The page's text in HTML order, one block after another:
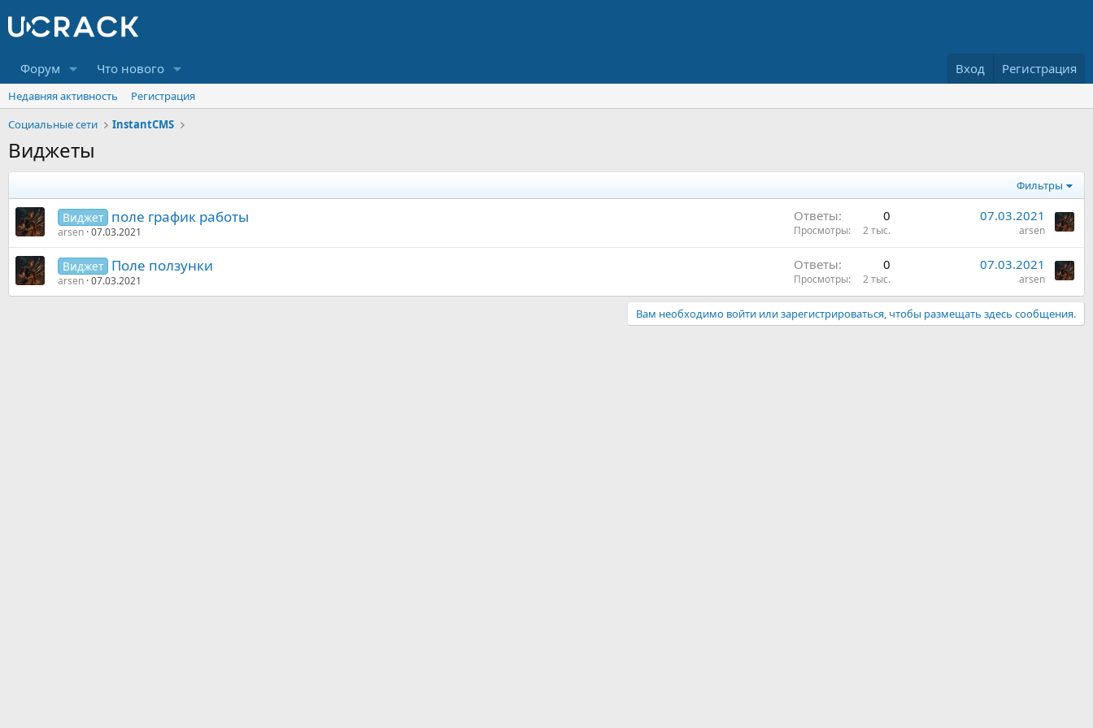
Форум Что нового Вход Регистрация
Недавняя активность
Регистрация
Социальные сети
InstantCMS
Виджеты
Фильтры
Виджет поле график работы
arsen 07.03.2021
Ответы 0
Просмотры 2 тыс.
07.03.2021
arsen
Виджет Поле ползунки
arsen 07.03.2021
Ответы 0
Просмотры 2 тыс.
07.03.2021
arsen
Вам необходимо войти или зарегистрироваться, чтобы размещать здесь сообщения.